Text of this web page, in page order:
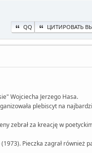
QQ ЦИТИРОВАТЬ
Wojciecha Jerzego Hasa.
plebiscyt na
zebrał za kreację w
Pieczka zagrał również